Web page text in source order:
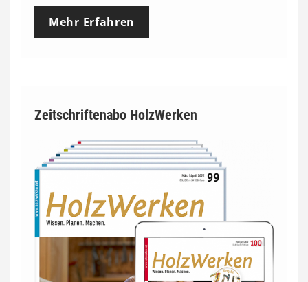
Mehr Erfahren
Zeitschriftenabo HolzWerken